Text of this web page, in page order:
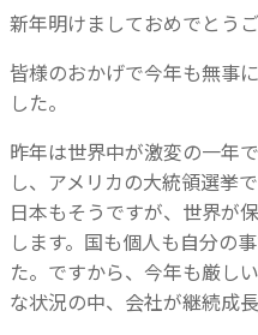
新年明けましておめでとうご
皆様のおかげで今年も無事
した。
昨年は世界中が激変の一年
し、アメリカの大統領選挙
日本もそうですが、世界が
します。国も個人も自分の
た。ですから、今年も厳し
な状況の中、会社が継続成